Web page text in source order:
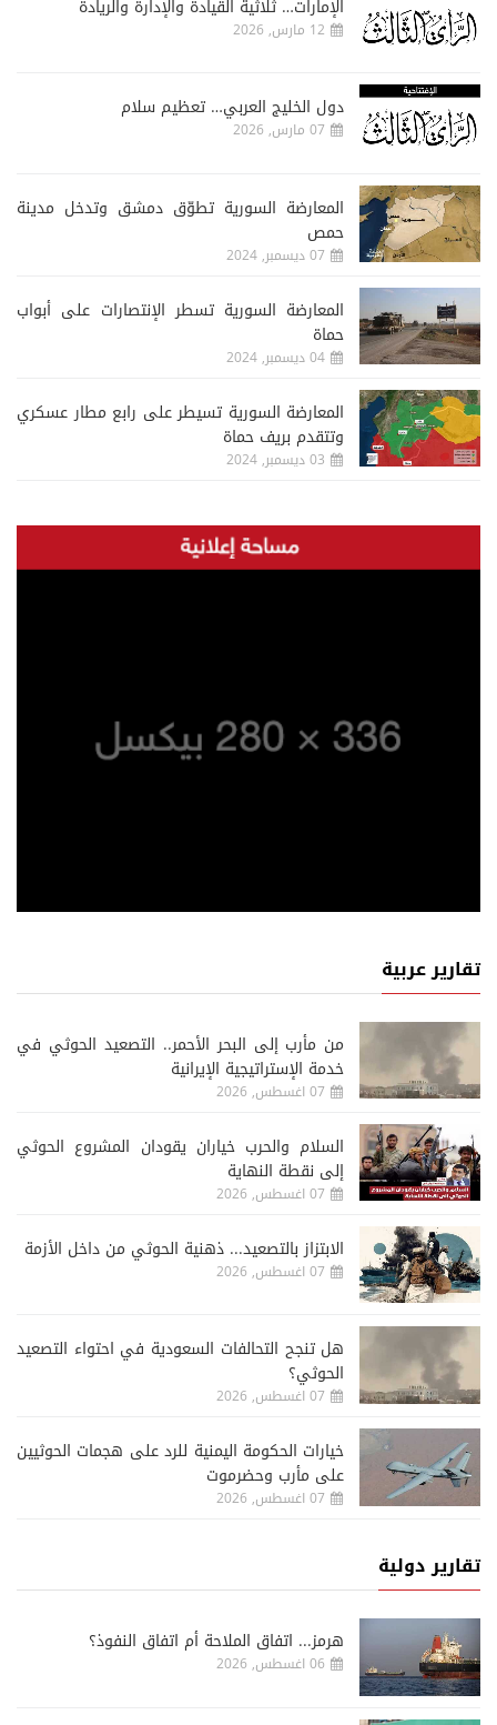
الإمارات… ثلاثية القيادة والإدارة والريادة
12 مارس, 2026
دول الخليج العربي… تعظيم سلام
07 مارس, 2026
المعارضة السورية تطوّق دمشق وتدخل مدينة
حمص
07 ديسمبر, 2024
المعارضة السورية تسطر الإنتصارات على أبواب
حماة
04 ديسمبر, 2024
المعارضة السورية تسيطر على رابع مطار عسكري
وتتقدم بريف حماة
03 ديسمبر, 2024
تقارير عربية
من مأرب إلى البحر الأحمر.. التصعيد الحوثي في
خدمة الإستراتيجية الإيرانية
07 اغسطس, 2026
السلام والحرب خياران يقودان المشروع الحوثي
إلى نقطة النهاية
07 اغسطس, 2026
الابتزاز بالتصعيد... ذهنية الحوثي من داخل الأزمة
07 اغسطس, 2026
هل تنجح التحالفات السعودية في احتواء التصعيد
الحوثي؟
07 اغسطس, 2026
خيارات الحكومة اليمنية للرد على هجمات الحوثيين
على مأرب وحضرموت
07 اغسطس, 2026
تقارير دولية
هرمز... اتفاق الملاحة أم اتفاق النفوذ؟
06 اغسطس, 2026